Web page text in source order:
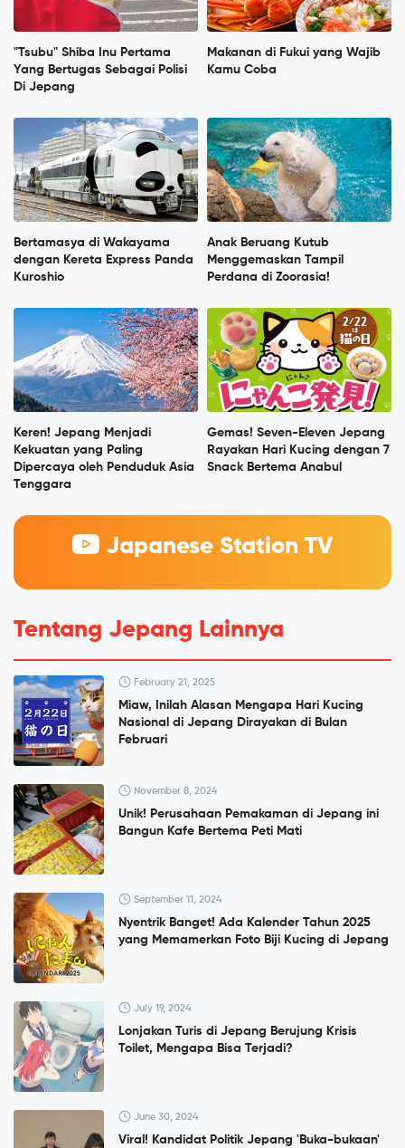
"Tsubu" Shiba Inu Pertama
Yang Bertugas Sebagai Polisi
Di Jepang
Makanan di Fukui yang Wajib
Kamu Coba
Bertamasya di Wakayama
dengan Kereta Express Panda
Kuroshio
Anak Beruang Kutub
Menggemaskan Tampil
Perdana di Zoorasia!
Keren! Jepang Menjadi
Kekuatan yang Paling
Dipercaya oleh Penduduk Asia
Tenggara
Gemas! Seven-Eleven Jepang
Rayakan Hari Kucing dengan 7
Snack Bertema Anabul
Japanese Station TV
Tentang Jepang Lainnya
February 21, 2025
Miaw, Inilah Alasan Mengapa Hari Kucing
Nasional di Jepang Dirayakan di Bulan
Februari
November 8, 2024
Unik! Perusahaan Pemakaman di Jepang ini
Bangun Kafe Bertema Peti Mati
September 11, 2024
Nyentrik Banget! Ada Kalender Tahun 2025
yang Memamerkan Foto Biji Kucing di Jepang
July 19, 2024
Lonjakan Turis di Jepang Berujung Krisis
Toilet, Mengapa Bisa Terjadi?
June 30, 2024
Viral! Kandidat Politik Jepang 'Buka-bukaan'